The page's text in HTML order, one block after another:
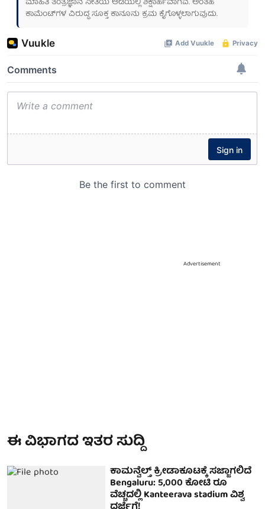
ಕಾಮೆಂಟ್‌ಗಳ ವಿರುದ್ಧ ಸೂಕ್ತ ಕಾನೂನು ಕ್ರಮ ಕೈಗೊಳ್ಳಲಾಗುವುದು.
Advertisement
ಈ ವಿಭಾಗದ ಇತರ ಸುದ್ದಿ
ಕಾಮನ್ವೆಲ್ತ್ ಕ್ರೀಡಾಕೂಟಕ್ಕೆ ಸಜ್ಜಾಗಲಿದೆ
Bengaluru: 5,000 ಕೋಟಿ ರೂ
ವೆಚ್ಚದಲ್ಲಿ Kanteerava stadium ವಿಶ್ವ